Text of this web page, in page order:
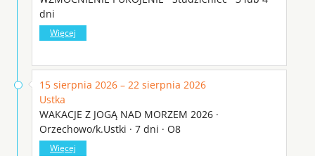
dni
Więcej
15 sierpnia 2026 – 22 sierpnia 2026
Ustka
WAKACJE Z JOGĄ NAD MORZEM 2026 ·
Orzechowo/k.Ustki · 7 dni · O8
Więcej